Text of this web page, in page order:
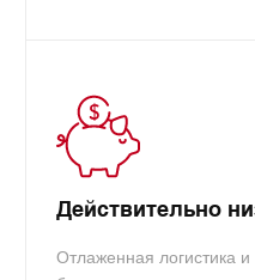
Действительно
Отлаженная логистика